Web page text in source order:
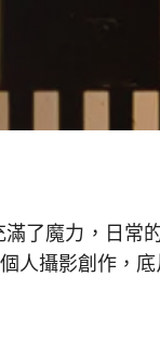
了魔力，日常
人攝影創作，